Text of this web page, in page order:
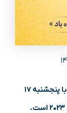
روز ولادت امام حسن مجتبی ۱۴۰۲ مصادف با پنجشنبه ۱۷